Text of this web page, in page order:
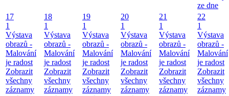
ze dne
17
1
Výstava
obrazů -
Malování
je radost
Zobrazit
všechny
záznamy
18
1
Výstava
obrazů -
Malování
je radost
Zobrazit
všechny
záznamy
19
1
Výstava
obrazů -
Malování
je radost
Zobrazit
všechny
záznamy
20
1
Výstava
obrazů -
Malování
je radost
Zobrazit
všechny
záznamy
21
1
Výstava
obrazů -
Malování
je radost
Zobrazit
všechny
záznamy
22
1
Výstava
obrazů -
Malování
je radost
Zobrazit
všechny
záznamy